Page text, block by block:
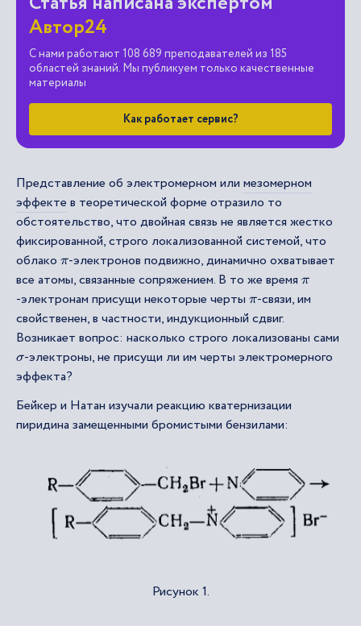
Автор24
С нами работают 108 689 преподавателей из 185
областей знаний. Мы публикуем только качественные
материалы
Как работает сервис?
Представление об электромерном или мезомерном
эффекте в теоретической форме отразило то
обстоятельство, что двойная связь не является жестко
фиксированной, строго локализованной системой, что
облако π-электронов подвижно, динамично охватывает
все атомы, связанные сопряжением. В то же время π
-электронам присущи некоторые черты π-связи, им
свойственен, в частности, индукционный сдвиг.
Возникает вопрос: насколько строго локализованы сами
σ-электроны, не присущи ли им черты электромерного
эффекта?
Бейкер и Натан изучали реакцию кватернизации
пиридина замещенными бромистыми бензилами:
Рисунок 1.